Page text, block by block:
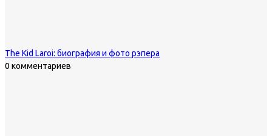
The Kid Laroi: биография и фото рэпера
0 комментариев